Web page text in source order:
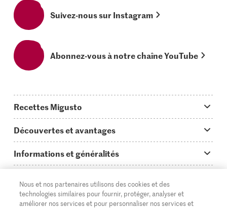
Suivez-nous sur Instagram
Abonnez-vous à notre chaîne YouTube
Recettes Migusto
Idées de menus
Plats principaux
Simple & vite prêt
Découvertes et avantages
On en parle...
Tutoriels
Informations et généralités
Questions concernant Migusto
Cuisiner avec Migusto
Supermarché
Nous et nos partenaires utilisons des cookies et des
technologies similaires pour fournir, protéger, analyser et
améliorer nos services et pour personnaliser nos services et